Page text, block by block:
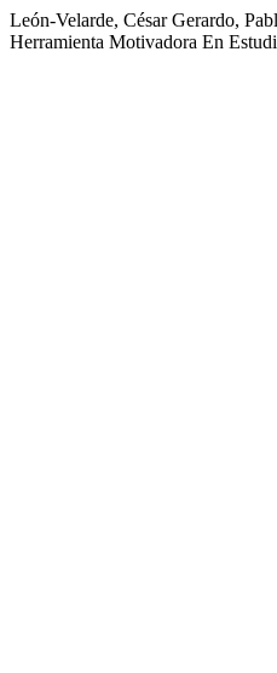
León-Velarde, César Gerardo,
Herramienta Motivadora En